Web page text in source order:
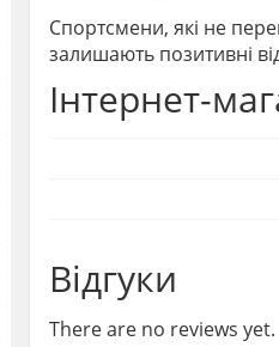
Спортсмени, які не
залишають позитивні
Інтернет-
Відгуки
There are no reviews yet.